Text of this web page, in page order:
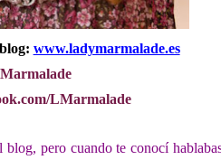
www.ladymarmalade.es
LMarmalade
blog, pero cuando te conocí